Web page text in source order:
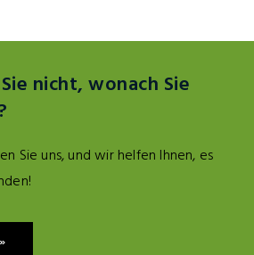
nicht, wonach Sie
Sie uns, und wir helfen Ihnen, es